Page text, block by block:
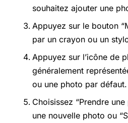
souhaitez ajouter une
Appuyez sur le bouton
par un crayon ou un
Appuyez sur l’icône de
généralement
ou une photo par défaut.
Choisissez “Prendre
une nouvelle photo ou